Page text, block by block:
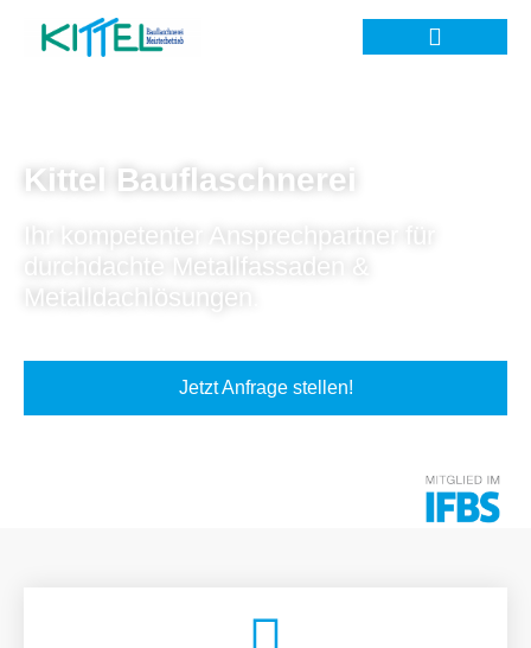
Kittel Bauflaschnerei
Ihr kompetenter Ansprechpartner für
durchdachte Metallfassaden &
Metalldachlösungen.
Jetzt Anfrage stellen!